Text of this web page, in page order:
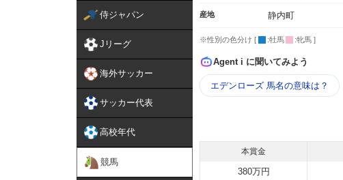
侍ジャパン
Jリーグ
海外サッカー
サッカー代表
高校年代
競馬
産地 静内町
※性別の色分け [ :牡馬 :牝馬 ]
Agent i に聞いてみよう
エデンローズ 馬名の意味は？
本賞金
380万円